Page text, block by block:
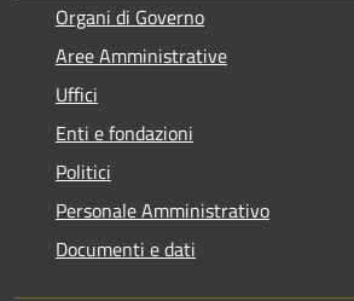
Organi di Governo
Aree Amministrative
Uffici
Enti e fondazioni
Politici
Personale Amministrativo
Documenti e dati